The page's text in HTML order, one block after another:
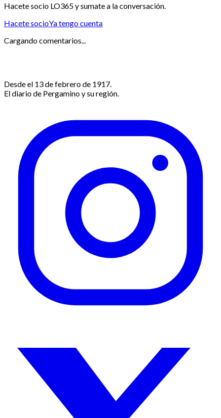
Hacete socio LO365 y sumate a la conversación.
Hacete socioYa tengo cuenta
Cargando comentarios...
Desde el 13 de febrero de 1917.
El diario de Pergamino y su región.